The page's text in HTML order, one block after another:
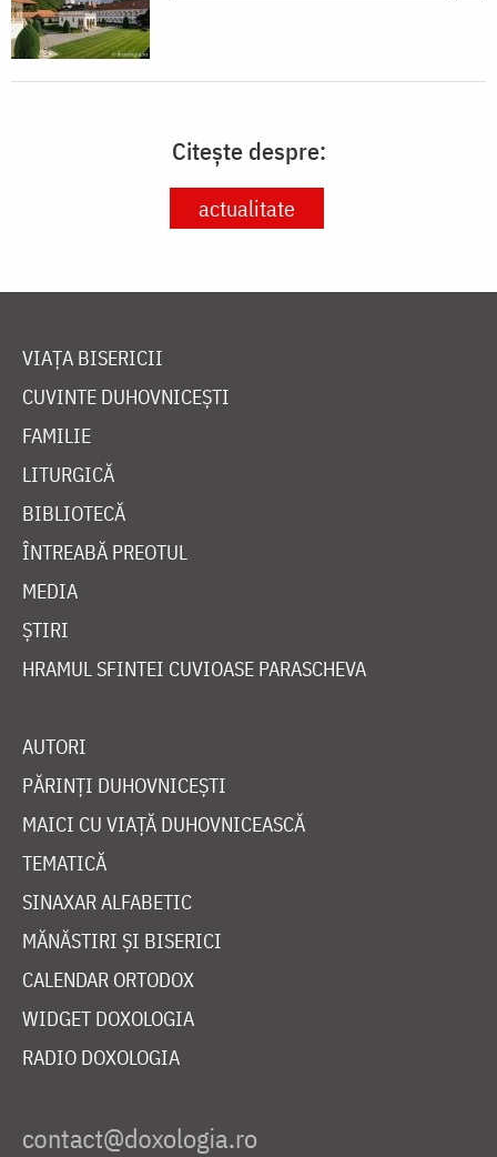
Citește despre:
actualitate
VIAȚA BISERICII
CUVINTE DUHOVNICEȘTI
FAMILIE
LITURGICĂ
BIBLIOTECĂ
ÎNTREABĂ PREOTUL
MEDIA
ȘTIRI
HRAMUL SFINTEI CUVIOASE PARASCHEVA
AUTORI
PĂRINȚI DUHOVNICEȘTI
MAICI CU VIAȚĂ DUHOVNICEASCĂ
TEMATICĂ
SINAXAR ALFABETIC
MĂNĂSTIRI ȘI BISERICI
CALENDAR ORTODOX
WIDGET DOXOLOGIA
RADIO DOXOLOGIA